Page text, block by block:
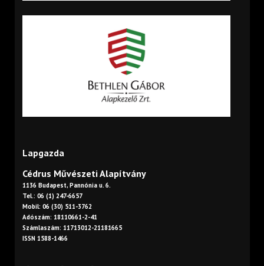
Lapgazda
Cédrus Művészeti Alapítvány
1136 Budapest, Pannónia u. 6.
Tel.: 06 (1) 247-6657
Mobil: 06 (30) 511-3762
Adószám: 18110661-2-41
Számlaszám: 11713012-21181665
ISSN 1588-1466